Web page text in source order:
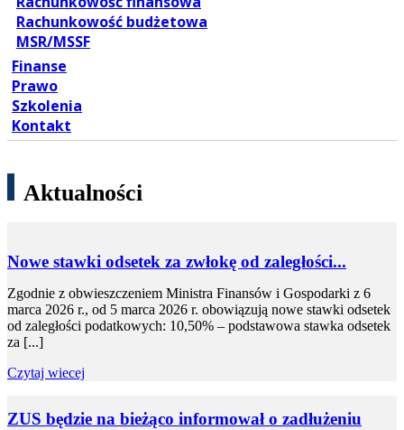
Rachunkowość budżetowa
MSR/MSSF
Finanse
Prawo
Szkolenia
Kontakt
Aktualności
Nowe stawki odsetek za zwłokę od zaległości...
Zgodnie z obwieszczeniem Ministra Finansów i Gospodarki z 6
marca 2026 r., od 5 marca 2026 r. obowiązują nowe stawki odsetek
od zaległości podatkowych: 10,50% – podstawowa stawka odsetek
za [...]
Czytaj wiecej
ZUS będzie na bieżąco informował o zadłużeniu